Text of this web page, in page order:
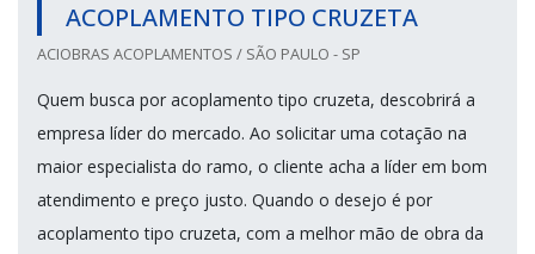
ACOPLAMENTO TIPO CRUZETA
ACIOBRAS ACOPLAMENTOS / SÃO PAULO - SP
Quem busca por acoplamento tipo cruzeta, descobrirá a
empresa líder do mercado. Ao solicitar uma cotação na
maior especialista do ramo, o cliente acha a líder em bom
atendimento e preço justo. Quando o desejo é por
acoplamento tipo cruzeta, com a melhor mão de obra da